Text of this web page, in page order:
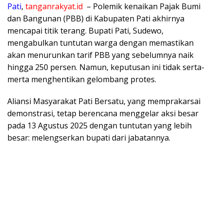
Pati, tanganrakyat.id – Polemik kenaikan Pajak Bumi
dan Bangunan (PBB) di Kabupaten Pati akhirnya
mencapai titik terang. Bupati Pati, Sudewo,
mengabulkan tuntutan warga dengan memastikan
akan menurunkan tarif PBB yang sebelumnya naik
hingga 250 persen. Namun, keputusan ini tidak serta-
merta menghentikan gelombang protes.
Aliansi Masyarakat Pati Bersatu, yang memprakarsai
demonstrasi, tetap berencana menggelar aksi besar
pada 13 Agustus 2025 dengan tuntutan yang lebih
besar: melengserkan bupati dari jabatannya.